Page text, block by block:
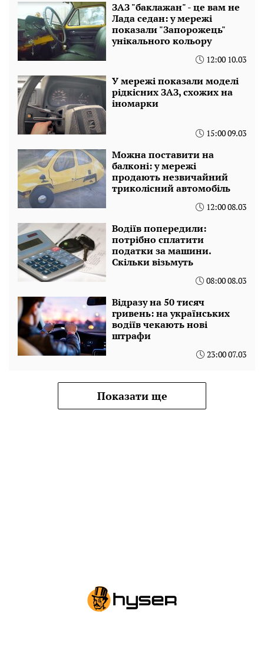
ЗАЗ "баклажан" - це вам не
Лада седан: у мережі
показали "Запорожець"
унікального кольору
12:00 10.03
У мережі показали моделі
рідкісних ЗАЗ, схожих на
іномарки
15:00 09.03
Можна поставити на
балконі: у мережі
продають незвичайний
триколісний автомобіль
12:00 08.03
Водіїв попередили:
потрібно сплатити
податки за машини.
Скільки візьмуть
08:00 08.03
Відразу на 50 тисяч
гривень: на українських
водіїв чекають нові
штрафи
23:00 07.03
Показати ще